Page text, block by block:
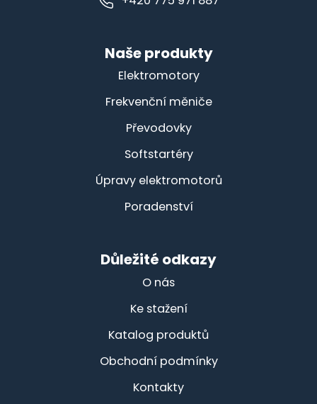
Naše produkty
Elektromotory
Frekvenční měniče
Převodovky
Softstartéry
Úpravy elektromotorů
Poradenství
Důležité odkazy
O nás
Ke stažení
Katalog produktů
Obchodní podmínky
Kontakty